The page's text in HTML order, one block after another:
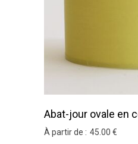
Abat-jour ovale en
À partir de : 45 .00 €